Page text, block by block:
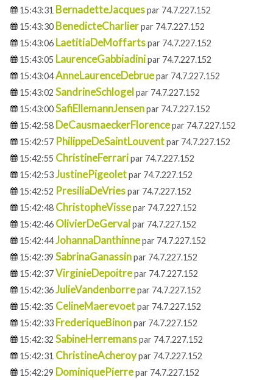
15:43:31 BernadetteJacquespar 74.7.227.152
15:43:30 BenedicteCharlierpar 74.7.227.152
15:43:06 LaetitiaDeMoffartspar 74.7.227.152
15:43:05 LaurenceGabbiadinipar 74.7.227.152
15:43:04AnneLaurenceDebruepar 74.7.227.152
15:43:02 SandrineSchlogel par 74.7.227.152
15:43:00SafiEllemannJensenpar 74.7.227.152
15:42:58 DeCausmaeckerFlorencepar 74.7.227.152
15:42:57 PhilippeDeSaintLouventpar 74.7.227.152
15:42:55 ChristineFerraripar 74.7.227.152
15:42:53JustinePigeoletpar 74.7.227.152
15:42:52 PresiliaDeVriespar 74.7.227.152
15:42:48 ChristopheVissepar 74.7.227.152
15:42:46 OlivierDeGerval par 74.7.227.152
15:42:44JohannaDanthinnepar 74.7.227.152
15:42:39 SabrinaGanassinpar 74.7.227.152
15:42:37VirginieDepoitrepar 74.7.227.152
15:42:36JulieVandenborrepar 74.7.227.152
15:42:35 CelineMaerevoetpar 74.7.227.152
15:42:33 FrederiqueBinonpar 74.7.227.152
15:42:32 SabineHerremanspar 74.7.227.152
15:42:31 ChristineAcheroypar 74.7.227.152
15:42:29 DominiquePierrepar 74.7.227.152